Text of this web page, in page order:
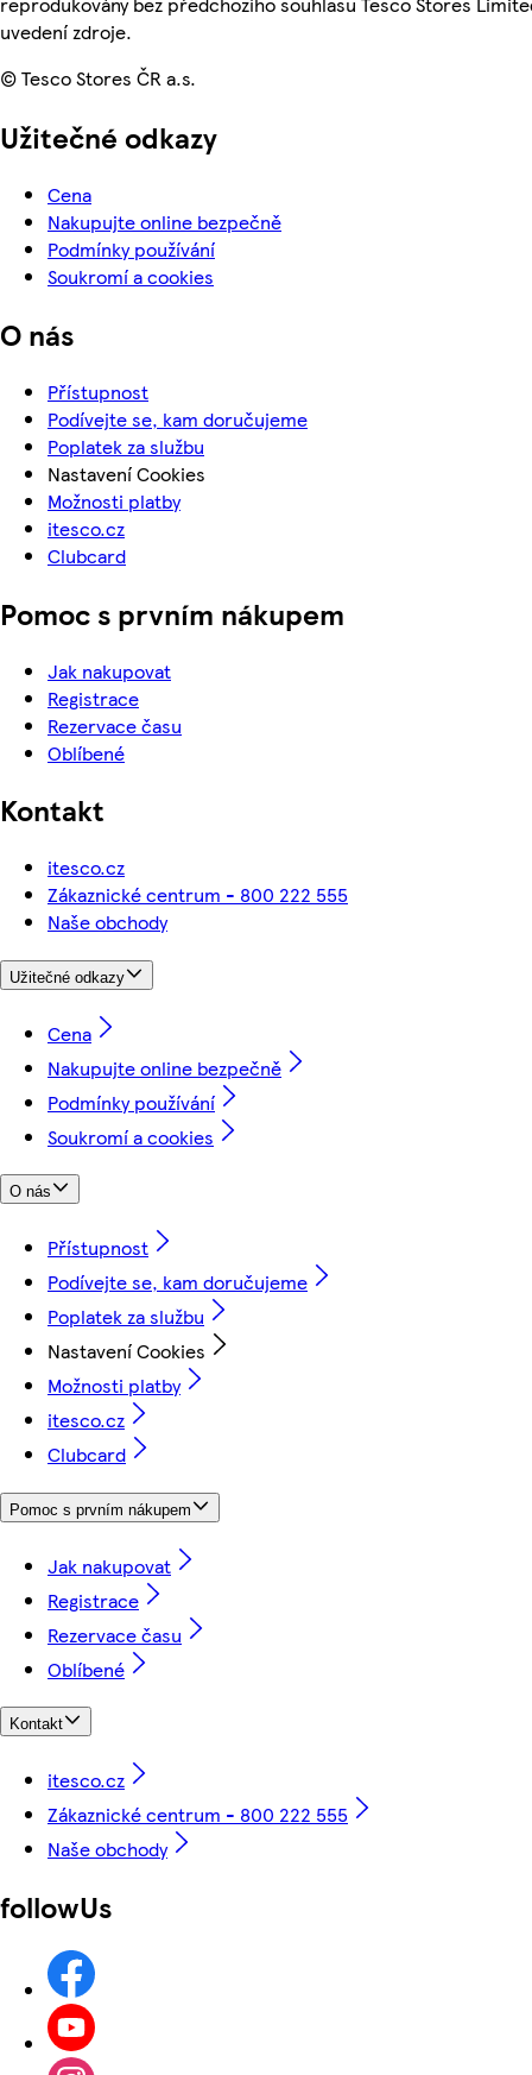
uvedení zdroje.
© Tesco Stores ČR a.s.
Užitečné odkazy
Cena
Nakupujte online bezpečně
Podmínky používání
Soukromí a cookies
O nás
Přístupnost
Podívejte se, kam doručujeme
Poplatek za službu
Nastavení Cookies
Možnosti platby
itesco.cz
Clubcard
Pomoc s prvním nákupem
Jak nakupovat
Registrace
Rezervace času
Oblíbené
Kontakt
itesco.cz
Zákaznické centrum - 800 222 555
Naše obchody
Užitečné odkazy
Cena
Nakupujte online bezpečně
Podmínky používání
Soukromí a cookies
O nás
Přístupnost
Podívejte se, kam doručujeme
Poplatek za službu
Nastavení Cookies
Možnosti platby
itesco.cz
Clubcard
Pomoc s prvním nákupem
Jak nakupovat
Registrace
Rezervace času
Oblíbené
Kontakt
itesco.cz
Zákaznické centrum - 800 222 555
Naše obchody
followUs